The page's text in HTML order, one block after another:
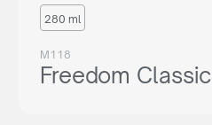
280 ml
M118
Freedom Classic